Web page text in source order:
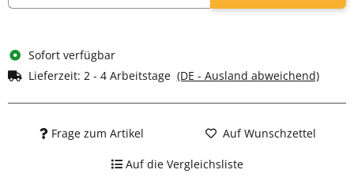
Sofort verfügbar
Lieferzeit: 2 - 4 Arbeitstage (DE - Ausland abweichend)
Frage zum Artikel Auf Wunschzettel
Auf die Vergleichsliste